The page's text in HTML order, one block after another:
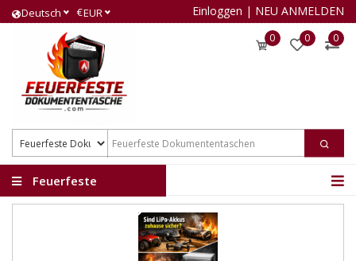
Deutsch €EUR Einloggen | NEU ANMELDEN
0 0 0
Feuerfeste